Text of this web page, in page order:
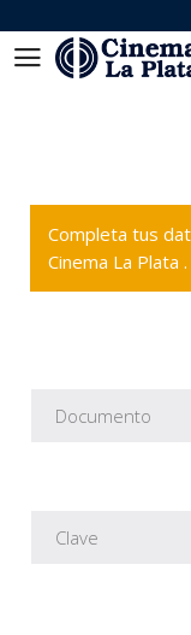
Completa tus
Cinema La Plata .